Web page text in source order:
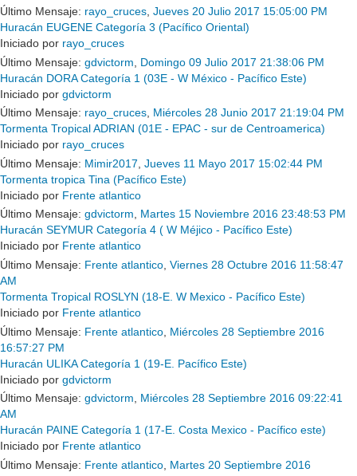
Último Mensaje: rayo_cruces Jueves 20 Julio 2017 15:05:00 PM
Huracán EUGENE Categoría 3 (Pacífico Oriental)
Iniciado por rayo_cruces
Último Mensaje: gdvictorm
Domingo 09 Julio 2017 21:38:06 PM
Huracán DORA Categoría 1 (03E - W México - Pacífico Este)
Iniciado por gdvictorm
Último Mensaje: rayo_cruces Miércoles 28 Junio 2017 21:19:04 PM
Tormenta Tropical ADRIAN (01E - EPAC - sur de Centroamerica)
Iniciado por rayo_cruces
Último Mensaje: Mimir2017 Jueves 11 Mayo 2017 15:02:44 PM
Tormenta tropica Tina (Pacífico Este)
Iniciado por Frente atlantico
Último Mensaje: gdvictorm, Martes 15 Noviembre 2016 23:48:53 PM
Huracán SEYMUR Categoría 4 ( W Méjico - Pacífico Este)
Iniciado por Frente atlantico
Último Mensaje: Frente atlantico Viernes 28 Octubre 2016 11:58:47
AM
Tormenta Tropical ROSLYN (18-E. W Mexico - Pacífico Este)
Iniciado por Frente atlantico
Último Mensaje: Frente atlantico Miércoles 28 Septiembre 2016
16:57:27 PM
Huracán ULIKA Categoría 1 (19-E. Pacífico Este)
Iniciado por gdvictorm
Último Mensaje: gdvictorm
Miércoles 28 Septiembre 2016 09:22:41
AM
Huracán PAINE Categoría 1 (17-E. Costa Mexico - Pacífico este)
Iniciado por Frente atlantico
Último Mensaje: Frente atlantico Martes 20 Septiembre 2016